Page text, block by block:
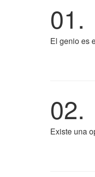
01.
El genio es
02.
Existe una